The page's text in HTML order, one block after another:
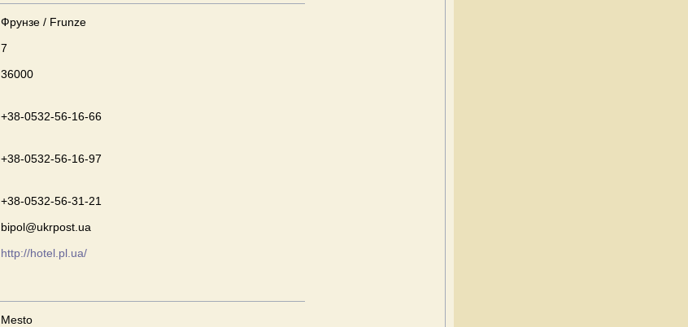
Фрунзе / Frunze
7
36000
+38-0532-56-16-66
+38-0532-56-16-97
+38-0532-56-31-21
bipol@ukrpost.ua
http://hotel.pl.ua/
Mesto